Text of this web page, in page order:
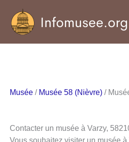
contenu
Musée / Musée 58 (Nièvre) /
Contacter un musée à Varzy,
Vous souhaitez visiter un musée